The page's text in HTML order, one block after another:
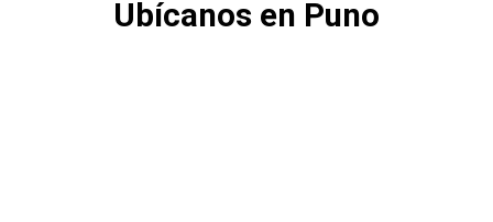
Ubícanos en Puno